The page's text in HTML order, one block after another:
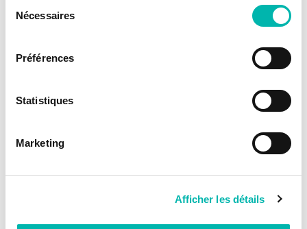
Nécessaires
Préférences
Statistiques
Marketing
Afficher les détails